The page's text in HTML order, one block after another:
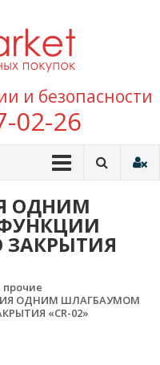
покупок
и безопасности
02-26
ОДНИМ
ЗАКРЫТИЯ
ОДНИМ ШЛАГБАУМОМ
«CR-02»